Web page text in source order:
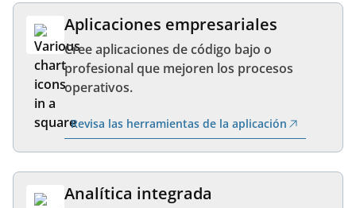
Aplicaciones empresariales
Cree aplicaciones de código bajo o
profesional que mejoren los procesos
operativos.
Revisa las herramientas de la aplicación
Analítica integrada